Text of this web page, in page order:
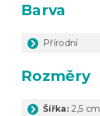
Barva
Přírodní
Rozměry
Šířka: 2,5 cm